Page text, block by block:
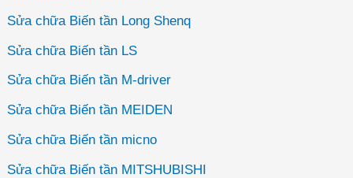
Sửa chữa Biến tần Long Shenq
Sửa chữa Biến tần LS
Sửa chữa Biến tần M-driver
Sửa chữa Biến tần MEIDEN
Sửa chữa Biến tần micno
Sửa chữa Biến tần MITSHUBISHI